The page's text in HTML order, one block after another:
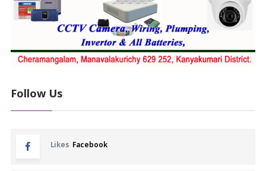
Follow Us
Likes Facebook